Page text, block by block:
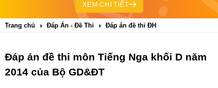
XEM CHI TIẾT
Trang chủ Đáp Án - Đề Thi Đáp án đề thi ĐH
Đáp án đề thi môn Tiếng Nga khối D năm
2014 của Bộ GD&ĐT